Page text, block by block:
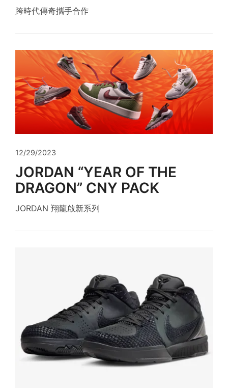
跨時代傳奇攜手合作
12/29/2023
JORDAN “YEAR OF THE
DRAGON” CNY PACK
JORDAN 翔龍啟新系列